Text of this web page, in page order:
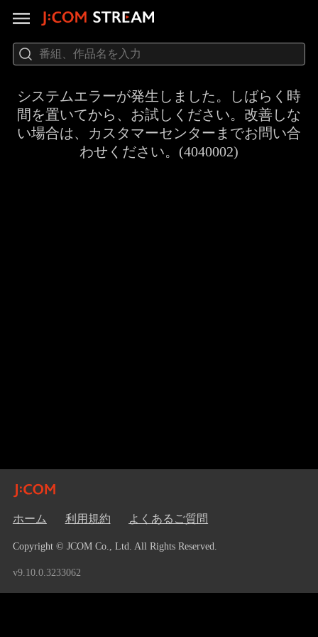
システムエラーが発生しました。しばらく時
間を置いてから、お試しください。改善しな
い場合は、カスタマーセンターまでお問い合
わせください。(4040002)
ホーム 利用規約 よくあるご質問
Copyright © JCOM Co., Ltd. All Rights Reserved.
v9.10.0.3233062